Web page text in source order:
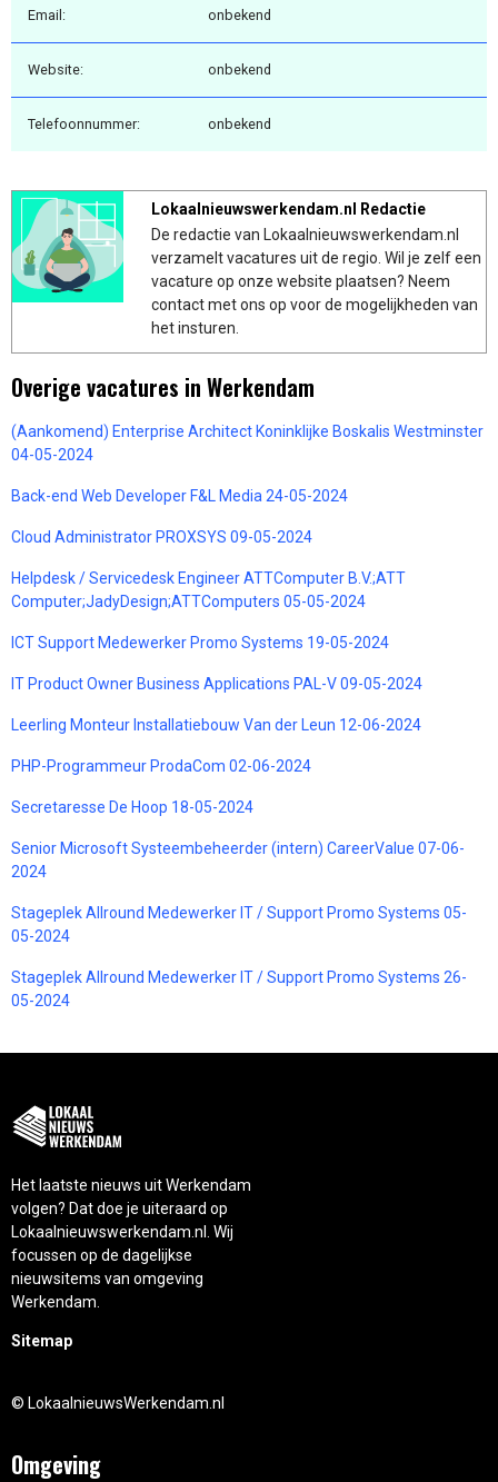
Email: onbekend
Website: onbekend
Telefoonnummer: onbekend
Lokaalnieuwswerkendam.nl Redactie
De redactie van Lokaalnieuwswerkendam.nl
verzamelt vacatures uit de regio. Wil je zelf een
vacature op onze website plaatsen? Neem
contact met ons op voor de mogelijkheden van
het insturen.
Overige vacatures in Werkendam
(Aankomend) Enterprise Architect Koninklijke Boskalis Westminster
04-05-2024
Back-end Web Developer F&L Media 24-05-2024
Cloud Administrator PROXSYS 09-05-2024
Helpdesk / Servicedesk Engineer ATTComputer B.V.;ATT
Computer;JadyDesign;ATTComputers 05-05-2024
ICT Support Medewerker Promo Systems 19-05-2024
IT Product Owner Business Applications PAL-V 09-05-2024
Leerling Monteur Installatiebouw Van der Leun 12-06-2024
PHP-Programmeur ProdaCom 02-06-2024
Secretaresse De Hoop 18-05-2024
Senior Microsoft Systeembeheerder (intern) CareerValue 07-06-
2024
Stageplek Allround Medewerker IT / Support Promo Systems 05-
05-2024
Stageplek Allround Medewerker IT / Support Promo Systems 26-
05-2024
Het laatste nieuws uit Werkendam
volgen? Dat doe je uiteraard op
Lokaalnieuwswerkendam.nl. Wij
focussen op de dagelijkse
nieuwsitems van omgeving
Werkendam.
Sitemap
© LokaalnieuwsWerkendam.nl
Omgeving